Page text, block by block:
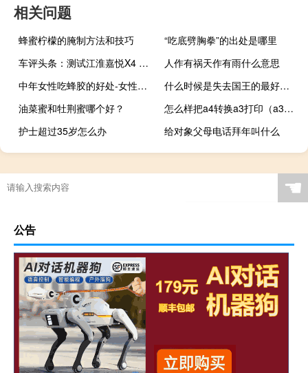
相关问题
蜂蜜柠檬的腌制方法和技巧
“吃底劈胸拳”的出处是哪里
车评头条：测试江淮嘉悦X4 除了好看还很好开
人作有祸天作有雨什么意思
中年女性吃蜂胶的好处-女性长期吃蜂胶有什么好处？
什么时候是失去国王的最好时机？
油菜蜜和牡荆蜜哪个好？
怎么样把a4转换a3打印（a3怎么转换成a4打印）
护士超过35岁怎么办
给对象父母电话拜年叫什么
☚
公告